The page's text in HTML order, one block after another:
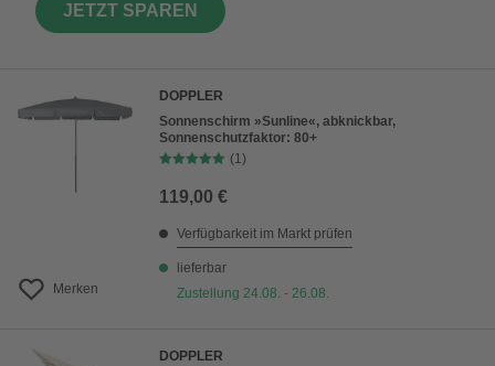
JETZT SPAREN
Merken
DOPPLER
Sonnenschirm »Sunline«, abknickbar,
Sonnenschutzfaktor: 80+
(1)
119,00 €
Verfügbarkeit im Markt prüfen
lieferbar
Zustellung 24.08. - 26.08.
DOPPLER